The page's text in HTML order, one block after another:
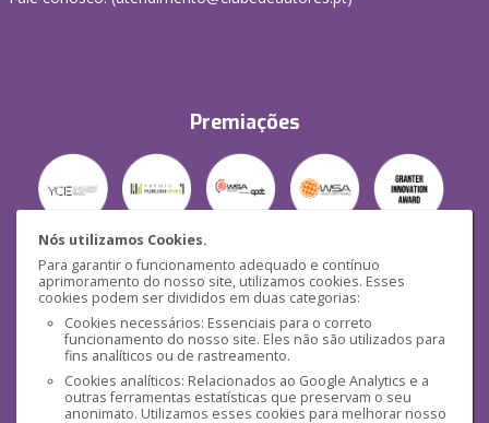
Nós utilizamos Cookies.
Para garantir o funcionamento adequado e contínuo
aprimoramento do nosso site, utilizamos cookies. Esses
cookies podem ser divididos em duas categorias:
Cookies necessários: Essenciais para o correto
funcionamento do nosso site. Eles não são utilizados para
fins analíticos ou de rastreamento.
Cookies analíticos: Relacionados ao Google Analytics e a
outras ferramentas estatísticas que preservam o seu
anonimato. Utilizamos esses cookies para melhorar nosso
Premiações
Segurança
Mídias Sociais